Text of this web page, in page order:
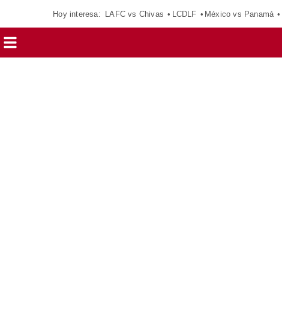
Hoy interesa: LAFC vs Chivas LCDLF México vs Panamá